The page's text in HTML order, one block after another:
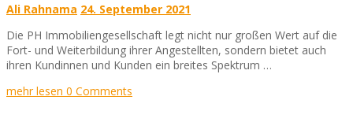
Ali Rahnama 24. September 2021
Die PH Immobiliengesellschaft legt nicht nur großen Wert auf die
Fort- und Weiterbildung ihrer Angestellten, sondern bietet auch
ihren Kundinnen und Kunden ein breites Spektrum …
mehr lesen 0 Comments